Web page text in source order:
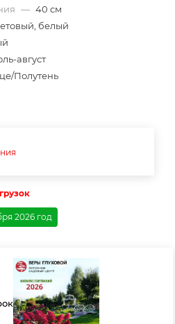
— 40 см
белый
август
Полутень
2026 год